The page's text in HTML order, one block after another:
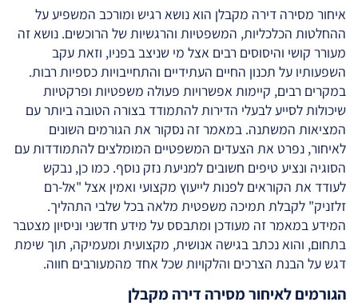
איחור מסירה דירה מקבלן הוא נושא רגיש ומורכב המשפיע על
ההחלטות הכלכליות, המשפטיות והרגשיות של הרוכשים. נושא זה
מעורר קושי והיסוסים רבים אצל מי שניצב בפניו, וזאת עקב
השפעותיו על תכנון החיים העתידיים והתחייבויות כספיות רבות.
במקרים רבים, קיימות אפשרויות פעולה משפטיות ופרקטיות
שיכולות לסייע לבעלי הדירות להתמודד בצורה הטובה ביותר עם
המציאות המשתנה. במאמר זה נסקור את הגורמים השונים
לאיחור, נפרט את הצעדים המשפטיים המומלצים להתמודדות עם
הסוגיה ונציע טיפים חשובים למניעת נזק נוסף. כמו כן, נבקש
לעודד את הקוראים לפנות לייעוץ מקצועי ואמין אצל "אל-רם
זלזניק" לקבלת תמיכה משפטית מלאה בכל שלבי התהליך.
המידע במאמר זה מעודכן ומתבסס על מידע חדשני וניסיון מצטבר
בתחום, והוא נכתב בגישה אנושית, מקצועית ומעמיקה, תוך שימת
דגש על הבנת הצרכים והלקויות שכל אחד מהמעורבים חווה.
הגורמים לאיחור מסירה דירה מקבלן